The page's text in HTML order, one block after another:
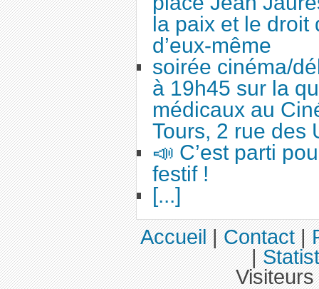
la paix et le
d’eux-même
soirée cinéma/
à 19h45 sur la
médicaux au
Tours, 2 rue des
📣 C’est parti
festif !
[...]
Accueil|Contact|
|